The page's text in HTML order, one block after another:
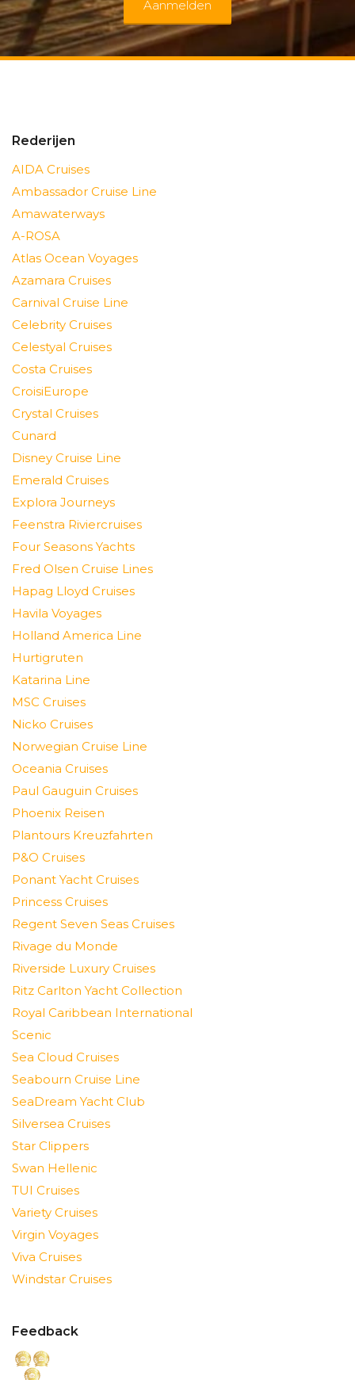
Aanmelden
Rederijen
AIDA Cruises
Ambassador Cruise Line
Amawaterways
A-ROSA
Atlas Ocean Voyages
Azamara Cruises
Carnival Cruise Line
Celebrity Cruises
Celestyal Cruises
Costa Cruises
CroisiEurope
Crystal Cruises
Cunard
Disney Cruise Line
Emerald Cruises
Explora Journeys
Feenstra Riviercruises
Four Seasons Yachts
Fred Olsen Cruise Lines
Hapag Lloyd Cruises
Havila Voyages
Holland America Line
Hurtigruten
Katarina Line
MSC Cruises
Nicko Cruises
Norwegian Cruise Line
Oceania Cruises
Paul Gauguin Cruises
Phoenix Reisen
Plantours Kreuzfahrten
P&O Cruises
Ponant Yacht Cruises
Princess Cruises
Regent Seven Seas Cruises
Rivage du Monde
Riverside Luxury Cruises
Ritz Carlton Yacht Collection
Royal Caribbean International
Scenic
Sea Cloud Cruises
Seabourn Cruise Line
SeaDream Yacht Club
Silversea Cruises
Star Clippers
Swan Hellenic
TUI Cruises
Variety Cruises
Virgin Voyages
Viva Cruises
Windstar Cruises
Feedback